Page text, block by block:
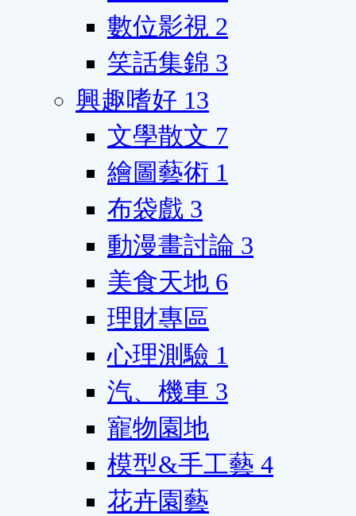
數位影視 2
笑話集錦 3
興趣嗜好 13
文學散文 7
繪圖藝術 1
布袋戲 3
動漫畫討論 3
美食天地 6
理財專區
心理測驗 1
汽、機車 3
寵物園地
模型&手工藝 4
花卉園藝